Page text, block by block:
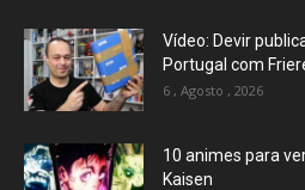
Vídeo: Devir
Portugal com
6 , Agosto , 2026
10 animes para
Kaisen